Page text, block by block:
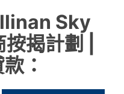
Sky
揭計劃 |
：